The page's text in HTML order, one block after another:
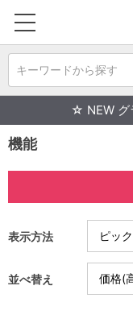
キーワードから探す
☆ NEW グ
機能
表示方法
並べ替え